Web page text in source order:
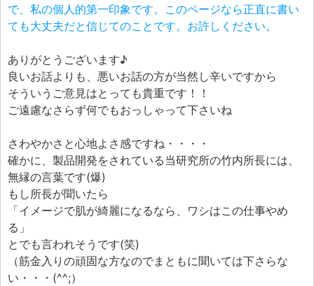
で、私の個人的第一印象です。このページなら正直に書い
ても大丈夫だと信じてのことです。お許しください。
ありがとうございます♪
良いお話よりも、悪いお話の方が当然し辛いですから
そういうご意見はとっても貴重です！！
ご遠慮なさらず何でもおっしゃって下さいね
さわやかさと心地よさ感ですね・・・・
確かに、製品開発をされている当研究所の竹内所長には、
無縁の言葉です(爆)
もし所長が聞いたら
「イメージで肌が綺麗になるなら、ワシはこの仕事やめ
る」
とでも言われそうです(笑)
（筋金入りの頑固な方なのでまともに聞いては下さらな
い・・・(^^;）